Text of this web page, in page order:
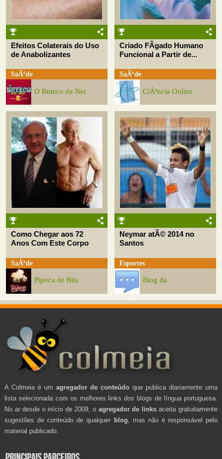
Efeitos Colaterais do Uso
de Anabolizantes
SaÃºde
O Buteco da Net
Criado FÃ­gado Humano
Funcional a Partir de...
SaÃºde
CiÃªncia Online
Como Chegar aos 72
Anos Com Este Corpo
SaÃºde
Pipoca de Bits
Neymar atÃ© 2014 no
Santos
Esportes
Blog da
A Colmeia é um agregador de conteúdo que publica diariamente uma
lista selecionada com os melhores links dos blogs de língua portuguesa.
No ar desde o início de 2009, o agregador de linksaceita gratuitamente
sugestões de conteúdo de qualquer blog , mas não é responsável pelo
material publicado.